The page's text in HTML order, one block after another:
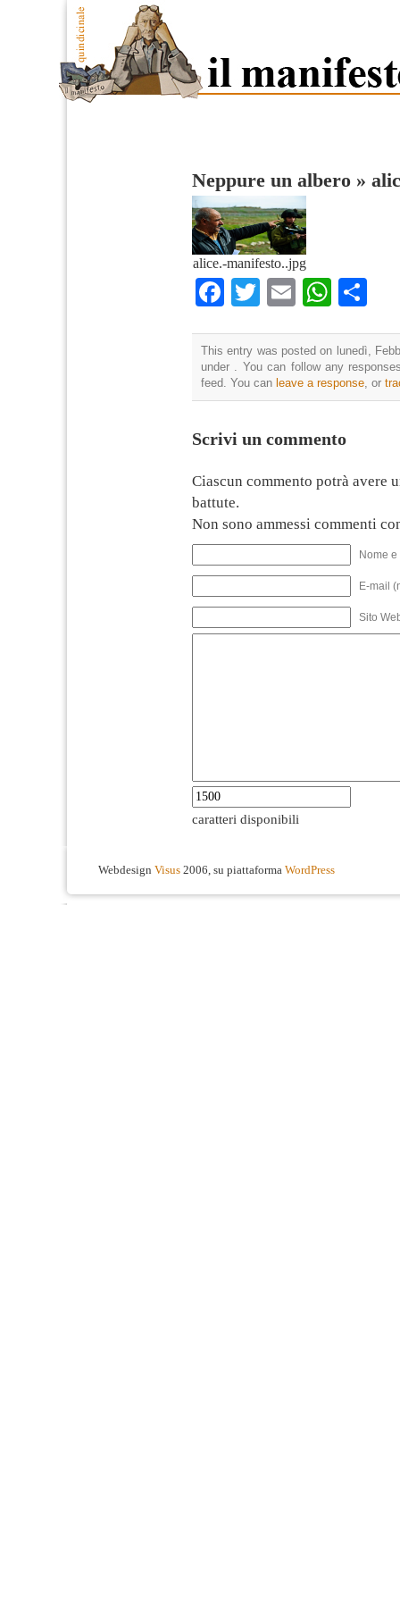
Neppure un albero »
alice.-manifesto..jpg
Facebook
TwitterEmail
This entry was posted on lunedì,
under . You can follow any
feed. You can leave a response, or
Scrivi un commento
Ciascun commento potrà avere
battute.
Non sono ammessi commenti
Nome
E-mail
Sito
caratteri disponibili
Webdesign Visus 2006, su piattaforma WordPress